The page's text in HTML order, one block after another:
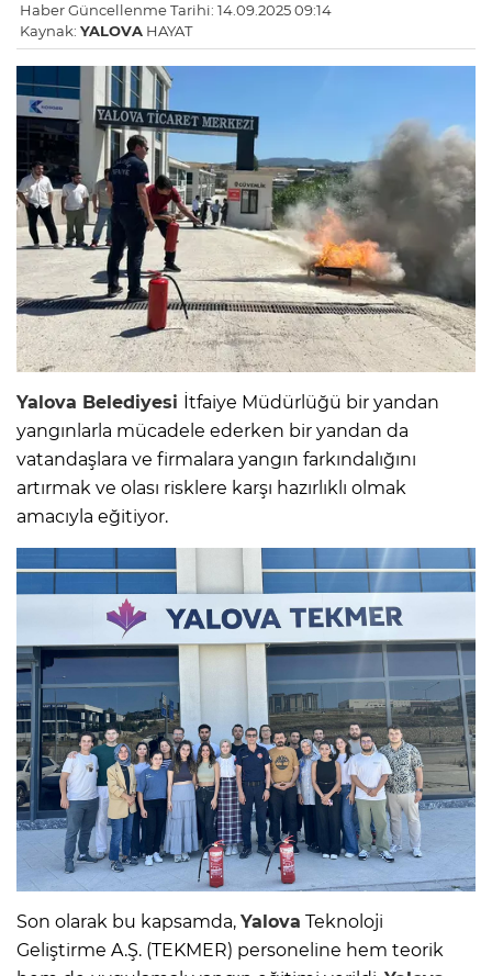
Haber Güncellenme Tarihi: 14.09.2025 09:14
Kaynak: YALOVA HAYAT
Yalova Belediyesi İtfaiye Müdürlüğü bir yandan
yangınlarla mücadele ederken bir yandan da
vatandaşlara ve firmalara yangın farkındalığını
artırmak ve olası risklere karşı hazırlıklı olmak
amacıyla eğitiyor.
Son olarak bu kapsamda, Yalova Teknoloji
Geliştirme A.Ş. (TEKMER) personeline hem teorik